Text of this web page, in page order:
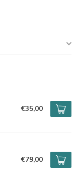
€35,00
€79,00